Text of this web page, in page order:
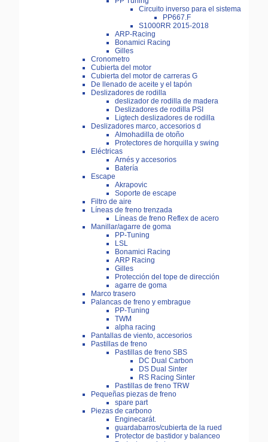
Circuito inverso para el sistema
PP667.F
S1000RR 2015-2018
ARP-Racing
Bonamici Racing
Gilles
Cronometro
Cubierta del motor
Cubierta del motor de carreras G
De llenado de aceite y el tapón
Deslizadores de rodilla
deslizador de rodilla de madera
Deslizadores de rodilla PSI
Ligtech deslizadores de rodilla
Deslizadores marco, accesorios d
Almohadilla de otoño
Protectores de horquilla y swing
Eléctricas
Arnés y accesorios
Batería
Escape
Akrapovic
Soporte de escape
Filtro de aire
Líneas de freno trenzada
Líneas de freno Reflex de acero
Manillar/agarre de goma
PP-Tuning
LSL
Bonamici Racing
ARP Racing
Gilles
Protección del tope de dirección
agarre de goma
Marco trasero
Palancas de freno y embrague
PP-Tuning
TWM
alpha racing
Pantallas de viento, accesorios
Pastillas de freno
Pastillas de freno SBS
DC Dual Carbon
DS Dual Sinter
RS Racing Sinter
Pastillas de freno TRW
Pequeñas piezas de freno
spare part
Piezas de carbono
Enginecarát.
guardabarros/cubierta de la rued
Protector de bastidor y balanceo